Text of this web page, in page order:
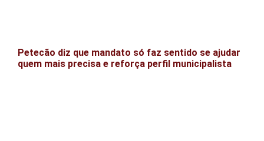
Petecão diz que mandato só faz sentido se ajudar
quem mais precisa e reforça perfil municipalista